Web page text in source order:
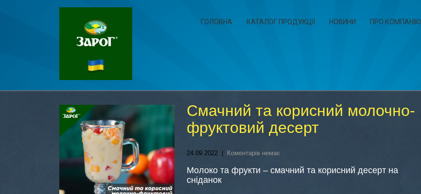
ГОЛОВНА КАТАЛОГ ПРОДУКЦІЇ НОВИНИ ПРО КОМПАНІЮ
Смачний та корисний молочно-
фруктовий десерт
24.09.2022 Коментарів немає
Молоко та фрукти – смачний та корисний десерт на
сніданок